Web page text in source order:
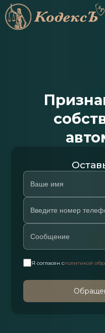
Я согласен сполитикой